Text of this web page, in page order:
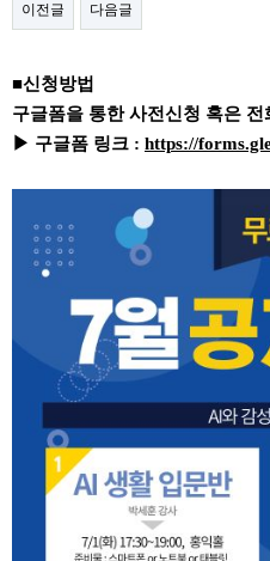
이전글 다음글
■신청방법
구글폼을 통한 사전신청 혹은 전
▶ 구글폼 링크 : https://